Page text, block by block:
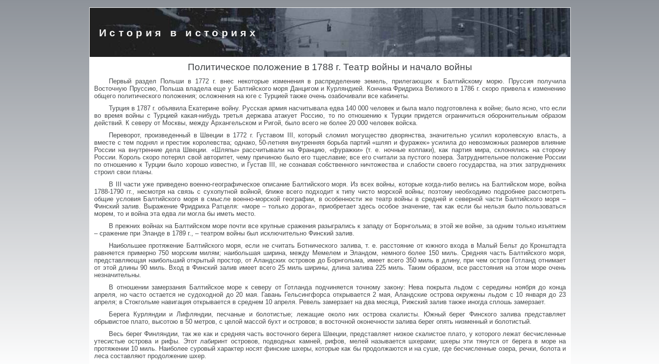
История в историях
Политическое положение в 1788 г. Театр войны и начало войны
Первый раздел Польши в 1772 г. внес некоторые изменения в распределение земель, прилегающих к Балтийскому морю. Пруссия получила
Восточную Пруссию, Польша владела еще у Балтийского моря Данцигом и Курляндией. Кончина Фридриха Великого в 1786 г. скоро привела к изменению
общего политического положения; осложнения на юге с Турцией также очень озабочивали все кабинеты.
Турция в 1787 г. объявила Екатерине войну. Русская армия насчитывала едва 140 000 человек и была мало подготовлена к войне; было ясно, что если
во время войны с Турцией какая-нибудь третья держава атакует Россию, то по отношению к Турции придется ограничиться оборонительным образом
действий. К северу от Москвы, между Архангельском и Ригой, было всего не более 20 000 человек войска.
Переворот, произведенный в Швеции в 1772 г. Густавом III, который сломил могущество дворянства, значительно усилил королевскую власть, а
вместе с тем поднял и престиж королевства; однако, 50-летняя внутренняя борьба партий «шляп и фуражек» усилила до невозможных размеров влияние
России на внутренние дела Швеции. «Шляпы» рассчитывали на Францию, «фуражки» (т. е. ночные колпаки), как партия мира, склонялись на сторону
России. Король скоро потерял свой авторитет, чему причиною было его тщеславие; все его считали за пустого позера. Затруднительное положение России
по отношению к Турции было хорошо известно, и Густав III, не сознавая собственного ничтожества и слабости своего государства, на этих затруднениях
строил свои планы.
В III части уже приведено военно-географическое описание Балтийского моря. Из всех войны, которые когда-либо велись на Балтийском море, война
1788-1790 гг., несмотря на связь с сухопутной войной, ближе всего подходит к типу чисто морской войны; поэтому необходимо подробнее рассмотреть
общие условия Балтийского моря в смысле военно-морской географии, в особенности же театр войны в средней и северной части Балтийского моря –
Финский залив. Выражение Фридриха Ратцеля: «море – только дорога», приобретает здесь особое значение, так как если бы нельзя было пользоваться
морем, то и война эта едва ли могла бы иметь место.
В прежних войнах на Балтийском море почти все крупные сражения разыгрались к западу от Борнгольма; в этой же войне, за одним только изъятием
– сражение при Эланде в 1789 г., – театром войны был исключительно Финский залив.
Наибольшее протяжение Балтийского моря, если не считать Ботнического залива, т. е. расстояние от южного входа в Малый Бельт до Кронштадта
равняется примерно 750 морским милям; наибольшая ширина, между Мемелем и Эландом, немного более 150 миль. Средняя часть Балтийского моря,
представляющая наибольший открытый простор, от Аландских островов до Борнгольма, имеет всего 350 миль в длину, при чем остров Готланд отнимает
от этой длины 90 миль. Вход в Финский залив имеет всего 25 миль ширины, длина залива 225 миль. Таким образом, все расстояния на этом море очень
незначительны.
В отношении замерзания Балтийское море к северу от Готланда подчиняется точному закону: Нева покрыта льдом с середины ноября до конца
апреля, но часто остается не судоходной до 20 мая. Гавань Гельсингфорса открывается 2 мая, Аландские острова окружены льдом с 10 января до 23
апреля; в Стокгольме навигация открывается в среднем 10 апреля. Ревель замерзает на два месяца, Рижский залив также иногда сплошь замерзает.
Берега Курляндии и Лифляндии, песчаные и болотистые; лежащие около них острова скалисты. Южный берег Финского залива представляет
обрывистое плато, высотою в 50 метров, с целой массой бухт и островов; в восточной оконечности залива берег опять низменный и болотистый.
Весь берег Финляндии, так же как и средняя часть восточного берега Швеции, представляет низкое скалистое плато, у которого лежат бесчисленные
утесистые острова и рифы. Этот лабиринт островов, подводных камней, рифов, мелей называется шхерами; шхеры эти тянутся от берега в море на
протяжении 10 миль. Наиболее суровый характер носят финские шхеры, которые как бы продолжаются и на суше, где бесчисленные озера, речки, болота и
леса составляют продолжение шхер.